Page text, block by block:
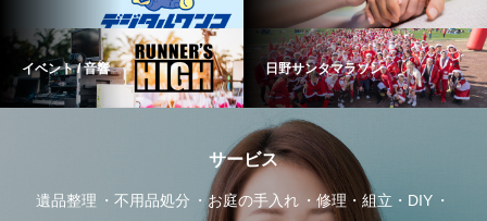
イベント / 音響 日野サンタマラソン
サービス
遺品整理 不用品処分 お庭の手入れ
修理・組立・DIY